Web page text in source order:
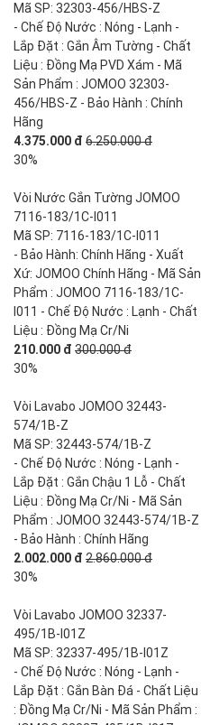
Mã SP: 32303-456/HBS-Z
- Chế Độ Nước : Nóng - Lạnh -
Lắp Đặt : Gắn Âm Tường - Chất
Liệu : Đồng Mạ PVD Xám - Mã
Sản Phẩm : JOMOO 32303-
456/HBS-Z - Bảo Hành : Chính
Hãng
4.375.000 đ 6.250.000 đ
30%
Vòi Nước Gắn Tường JOMOO
7116-183/1C-I011
Mã SP: 7116-183/1C-I011
- Bảo Hành: Chính Hãng - Xuất
Xứ: JOMOO Chính Hãng - Mã Sản
Phẩm : JOMOO 7116-183/1C-
I011 - Chế Độ Nước : Lạnh - Chất
Liệu : Đồng Mạ Cr/Ni
210.000 đ 300.000 đ
30%
Vòi Lavabo JOMOO 32443-
574/1B-Z
Mã SP: 32443-574/1B-Z
- Chế Độ Nước : Nóng - Lạnh -
Lắp Đặt : Gắn Chậu 1 Lỗ - Chất
Liệu : Đồng Mạ Cr/Ni - Mã Sản
Phẩm : JOMOO 32443-574/1B-Z
- Bảo Hành : Chính Hãng
2.002.000 đ 2.860.000 đ
30%
Vòi Lavabo JOMOO 32337-
495/1B-I01Z
Mã SP: 32337-495/1B-I01Z
- Chế Độ Nước : Nóng - Lạnh -
Lắp Đặt : Gắn Bàn Đá - Chất Liệu
: Đồng Mạ Cr/Ni - Mã Sản Phẩm :